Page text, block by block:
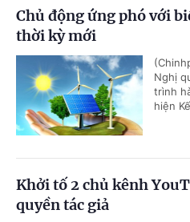
Chủ động ứng phó với
thời kỳ mới
Nghị
trình
hiện
Khởi tố 2 chủ kênh
quyền tác giả